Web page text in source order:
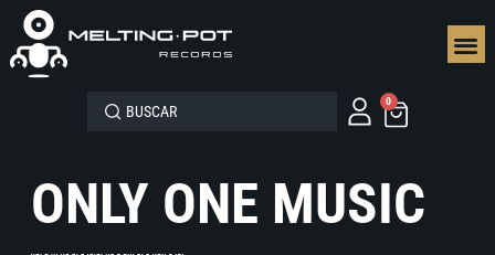
0
ONLY ONE MUSIC